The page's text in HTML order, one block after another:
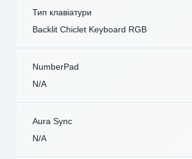
Тип клавіатури
Backlit Chiclet Keyboard RGB
NumberPad
N/A
Aura Sync
N/A